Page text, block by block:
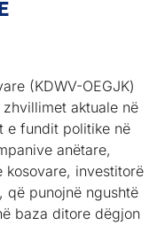
(KDWV-OEGJK)
aktuale në
e fundit politike në
anëtare,
kosovare, investitorë
që punojnë ngushtë
baza ditore dëgjon